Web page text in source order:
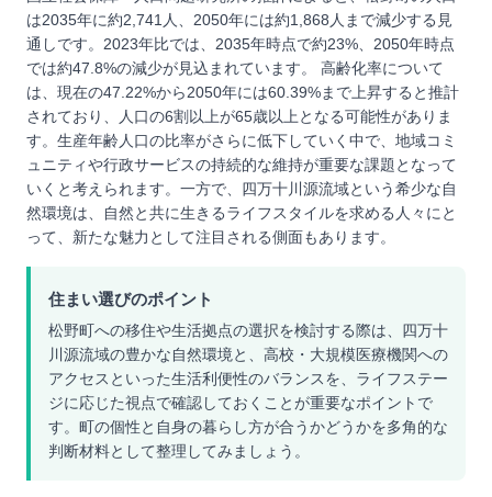
は2035年に約2,741人、2050年には約1,868人まで減少する見
通しです。2023年比では、2035年時点で約23%、2050年時点
では約47.8%の減少が見込まれています。 高齢化率について
は、現在の47.22%から2050年には60.39%まで上昇すると推計
されており、人口の6割以上が65歳以上となる可能性がありま
す。生産年齢人口の比率がさらに低下していく中で、地域コミ
ュニティや行政サービスの持続的な維持が重要な課題となって
いくと考えられます。一方で、四万十川源流域という希少な自
然環境は、自然と共に生きるライフスタイルを求める人々にと
って、新たな魅力として注目される側面もあります。
住まい選びのポイント
松野町への移住や生活拠点の選択を検討する際は、四万十
川源流域の豊かな自然環境と、高校・大規模医療機関への
アクセスといった生活利便性のバランスを、ライフステー
ジに応じた視点で確認しておくことが重要なポイントで
す。町の個性と自身の暮らし方が合うかどうかを多角的な
判断材料として整理してみましょう。